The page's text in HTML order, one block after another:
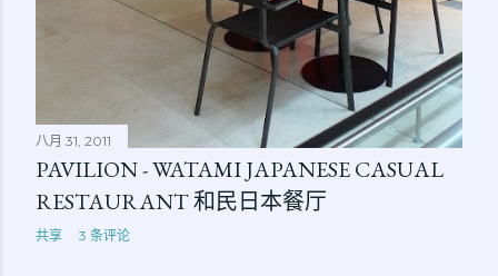
八月 31, 2011
PAVILION - WATAMI JAPANESE CASUAL
RESTAURANT 和民日本餐厅
共享 3 条评论